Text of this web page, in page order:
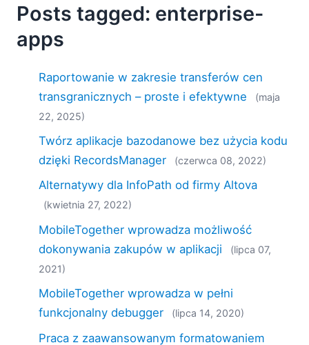
2021
2020
2019
2017
2016
2015
2013
2012
2011
2008
2007
Posts tagged: enterprise-
apps
Raportowanie w zakresie transferów cen
transgranicznych – proste i efektywne
(maja
22, 2025)
Twórz aplikacje bazodanowe bez użycia kodu
dzięki RecordsManager
(czerwca 08, 2022)
Alternatywy dla InfoPath od firmy Altova
(kwietnia 27, 2022)
MobileTogether wprowadza możliwość
dokonywania zakupów w aplikacji
(lipca 07,
2021)
MobileTogether wprowadza w pełni
funkcjonalny debugger
(lipca 14, 2020)
Praca z zaawansowanym formatowaniem